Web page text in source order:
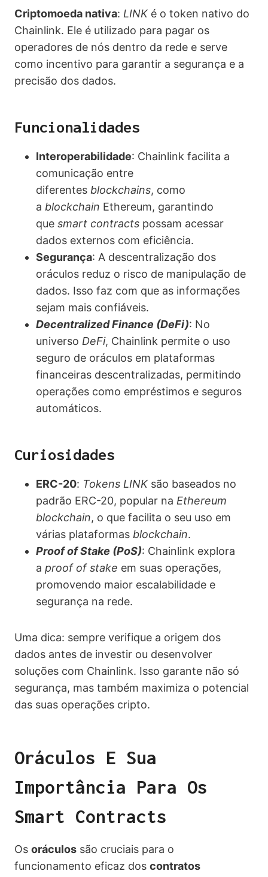
Criptomoeda nativa: LINKé o token nativo do
Chainlink. Ele é utilizado para pagar os
operadores de nós dentro da rede e serve
como incentivo para garantir a segurança e a
precisão dos dados.
Funcionalidades
Interoperabilidade: Chainlink facilita a
comunicação entre
diferentes blockchains, como
a blockchain Ethereum, garantindo
que smart contracts possam acessar
dados externos com eficiência.
Segurança: A descentralização dos
oráculos reduz o risco de manipulação de
dados. Isso faz com que as informações
sejam mais confiáveis.
Decentralized Finance (DeFi): No
universo DeFi, Chainlink permite o uso
seguro de oráculos em plataformas
financeiras descentralizadas, permitindo
operações como empréstimos e seguros
automáticos.
Curiosidades
ERC-20: Tokens LINKsão baseados no
padrão ERC-20, popular na Ethereum
blockchain, o que facilita o seu uso em
várias plataformas blockchain.
Proof of Stake (PoS): Chainlink explora
a proof of stake em suas operações,
promovendo maior escalabilidade e
segurança na rede.
Uma dica: sempre verifique a origem dos
dados antes de investir ou desenvolver
soluções com Chainlink. Isso garante não só
segurança, mas também maximiza o potencial
das suas operações cripto.
Oráculos E Sua
Importância Para Os
Smart Contracts
Os oráculos são cruciais para o
funcionamento eficaz dos contratos